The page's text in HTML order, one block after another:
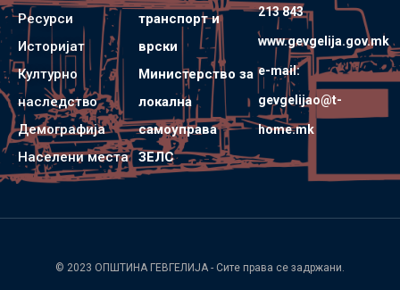
Ресурси
Историјат
Културно
наследство
Демографија
Населени места
транспорт и
врски
Министерство за
локална
самоуправа
ЗЕЛС
213 843
www.gevgelija.gov.mk
e-mail:
gevgelijao@t-
home.mk
© 2023 ОПШТИНА ГЕВГЕЛИЈА - Сите права се задржани.